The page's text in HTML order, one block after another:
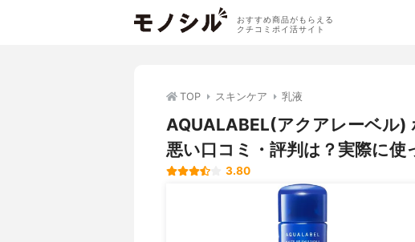
おすすめ商品がもらえる
クチコミポイ活サイト
TOP スキンケア 乳液
AQUALABEL(アクアレーベル)
悪い口コミ・評判は？実際に
3.80